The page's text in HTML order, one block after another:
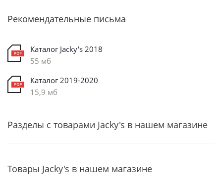
Рекомендательные письма
Каталог Jacky's 2018
55 мб
Каталог 2019-2020
15,9 мб
Разделы с товарами Jacky's в нашем магазине
Товары Jacky's в нашем магазине